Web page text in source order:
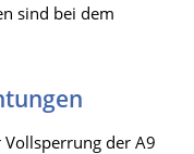
sind bei dem
der A9